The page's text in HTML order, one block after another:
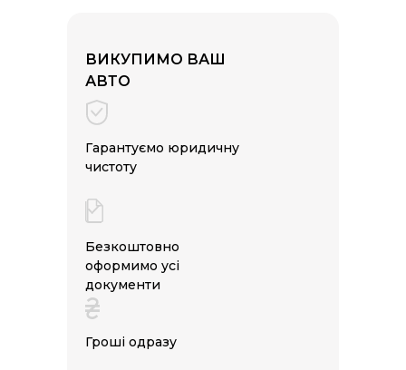
ВИКУПИМО ВАШ
АВТО
Гарантуємо юридичну
чистоту
Гроші одразу
Безкоштовно
оформимо усі
документи